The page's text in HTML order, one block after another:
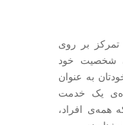
بر روی
شخصیت خود
به عنوان
یک خدمت
همه‌ی افراد،